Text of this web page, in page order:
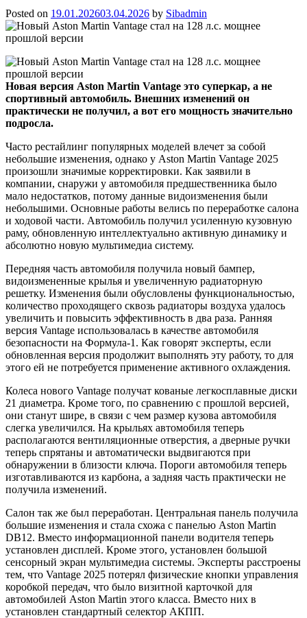
Posted on 19.01.202603.04.2026 by Sibadmin
Новая версия Aston Martin Vantage это суперкар, а не
спортивный автомобиль. Внешних изменений он
практически не получил, а вот его мощность значительно
подросла.
Часто рестайлинг популярных моделей влечет за собой
небольшие изменения, однако у Aston Martin Vantage 2025
произошли значимые корректировки. Как заявили в
компании, снаружи у автомобиля предшественника было
мало недостатков, потому данные видоизменения были
небольшими. Основные работы велись по переработке салона
и ходовой части. Автомобиль получил усиленную кузовную
раму, обновленную интеллектуально активную динамику и
абсолютно новую мультимедиа систему.
Передняя часть автомобиля получила новый бампер,
видоизмененные крылья и увеличенную радиаторную
решетку. Изменения были обусловлены функциональностью,
количество проходящего сквозь радиаторы воздуха удалось
увеличить и повысить эффективность в два раза. Ранняя
версия Vantage использовалась в качестве автомобиля
безопасности на Формула-1. Как говорят эксперты, если
обновленная версия продолжит выполнять эту работу, то для
этого ей не потребуется применение активного охлаждения.
Колеса нового Vantage получат кованые легкосплавные диски
21 диаметра. Кроме того, по сравнению с прошлой версией,
они станут шире, в связи с чем размер кузова автомобиля
слегка увеличился. На крыльях автомобиля теперь
располагаются вентиляционные отверстия, а дверные ручки
теперь спрятаны и автоматически выдвигаются при
обнаружении в близости ключа. Пороги автомобиля теперь
изготавливаются из карбона, а задняя часть практически не
получила изменений.
Cалон так же был переработан. Центральная панель получила
большие изменения и стала схожа с панелью Aston Martin
DB12. Вместо информационной панели водителя теперь
установлен дисплей. Кроме этого, установлен большой
сенсорный экран мультимедиа системы. Эксперты расстроены
тем, что Vantage 2025 потерял физические кнопки управления
коробкой передач, что было визитной карточкой для
автомобилей Aston Martin этого класса. Вместо них в
установлен стандартный селектор АКПП.